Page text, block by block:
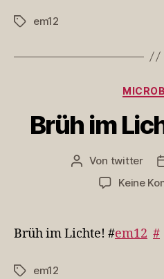
Schlagwörter
em12
Brüh im
Beitragsautor
Von twitter
Keine
Brüh im Lichte! #em12 #
Schlagwörter
em12